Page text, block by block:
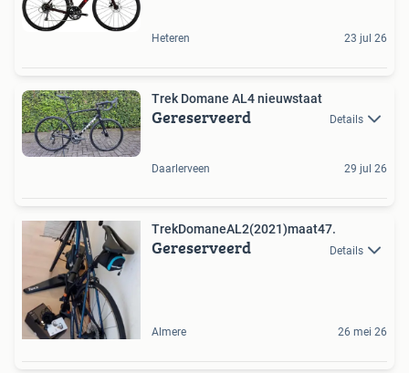
Heteren 23 jul 26
Trek Domane AL4 nieuwstaat
Gereserveerd Details
Daarlerveen 29 jul 26
TrekDomaneAL2(2021)maat47.
Gereserveerd Details
Almere 26 mei 26